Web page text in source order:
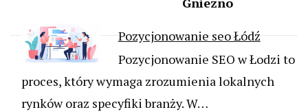
Pozycjonowanie seo Łódź
Pozycjonowanie SEO w Łodzi to
proces, który wymaga zrozumienia lokalnych
rynków oraz specyfiki branży. W…